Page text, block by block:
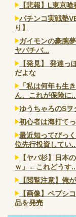
【悲報】L東京
パチンコ実戦塾
り】
ガイモンの豪腕
ヤバチバ...
【発見】 発達っ
だよな
「私は何年も生
ん、これが保険に
ゆうちゃろのSヲ
初心者は海打て
最近知ってびっ
位先行投資してい
【ヤバ杉】日本
ｗ」←これどうす
【閲覧注意】俺
【画像】ペプシ
品を発売